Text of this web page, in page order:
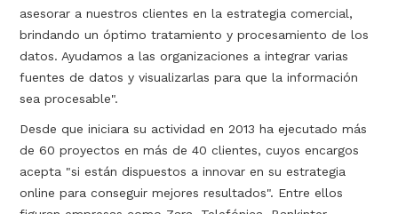
asesorar a nuestros clientes en la estrategia comercial,
brindando un óptimo tratamiento y procesamiento de los
datos. Ayudamos a las organizaciones a integrar varias
fuentes de datos y visualizarlas para que la información
sea procesable".
Desde que iniciara su actividad en 2013 ha ejecutado más
de 60 proyectos en más de 40 clientes, cuyos encargos
acepta "si están dispuestos a innovar en su estrategia
online para conseguir mejores resultados". Entre ellos